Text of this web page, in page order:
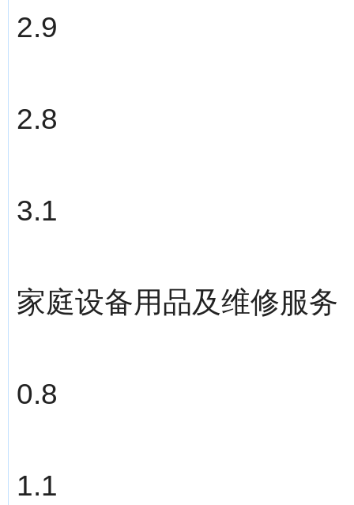
2.9
2.8
3.1
家庭设备用品及维修服务
0.8
1.1